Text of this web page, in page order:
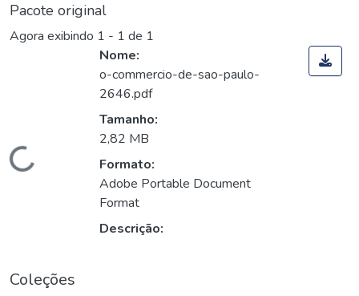
Pacote original
Agora exibindo 1 - 1 de 1
Carregando...
Nome:
o-commercio-de-sao-paulo-
2646.pdf
Tamanho:
2,82 MB
Formato:
Adobe Portable Document
Format
Descrição:
Coleções